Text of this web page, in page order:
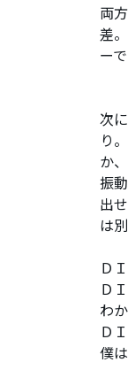
両
差
ー
次
り
か
振
出
は
Ｄ
Ｄ
わ
Ｄ
僕